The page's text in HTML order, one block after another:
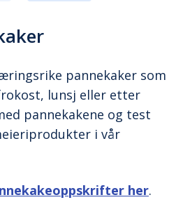
pannekaker som
lunsj eller etter
pannekakene og test
i vår
her.